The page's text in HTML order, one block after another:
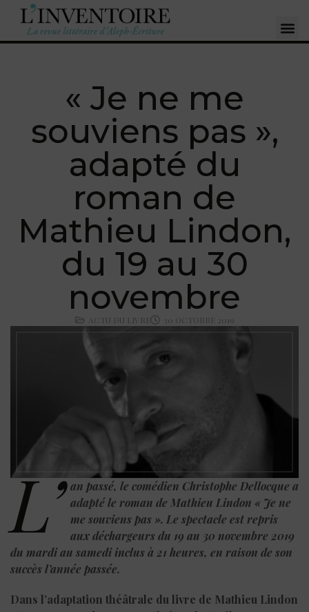
« Je ne me
souviens pas »,
adapté du
roman de
Mathieu Lindon,
du 19 au 30
novembre
ACTU DU LIVRE 30 OCTOBRE 2019
L’ an passé, le comédien Christophe Dellocque a
adapté le roman de Mathieu Lindon « Je ne
me souviens pas ». Le spectacle est repris
aux déchargeurs du 19 au 30 novembre 2019
du mardi au samedi inclus à 21 heures, en raison de son
succès l’année passée.
Dans l’adaptation théâtrale du livre de Mathieu Lindon